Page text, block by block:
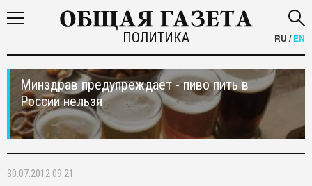
ПОЛИТИКА RU /EN
Минздрав предупреждает - пиво пить в
России нельзя
30.07.2012 09:21